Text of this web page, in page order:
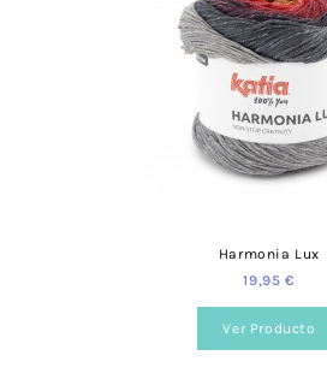
Sí, a partir de los 40 €.
Sí, tenemos talleres adaptados a
necesidades. Puedes consultarlo
Sí, te podemos ayudar en lo que
dudas tanto vía telefónica957 08 31
formulario de contacto.
Harmonia Lux
19,95 €
Ver Producto